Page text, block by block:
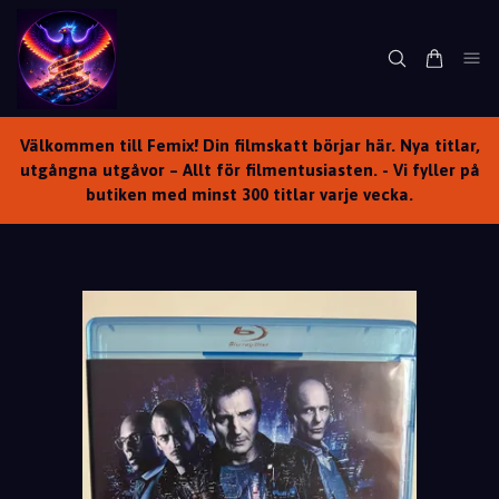
Välkommen till Femix! Din filmskatt börjar här. Nya titlar,
utgångna utgåvor – Allt för filmentusiasten. - Vi fyller på
butiken med minst 300 titlar varje vecka.